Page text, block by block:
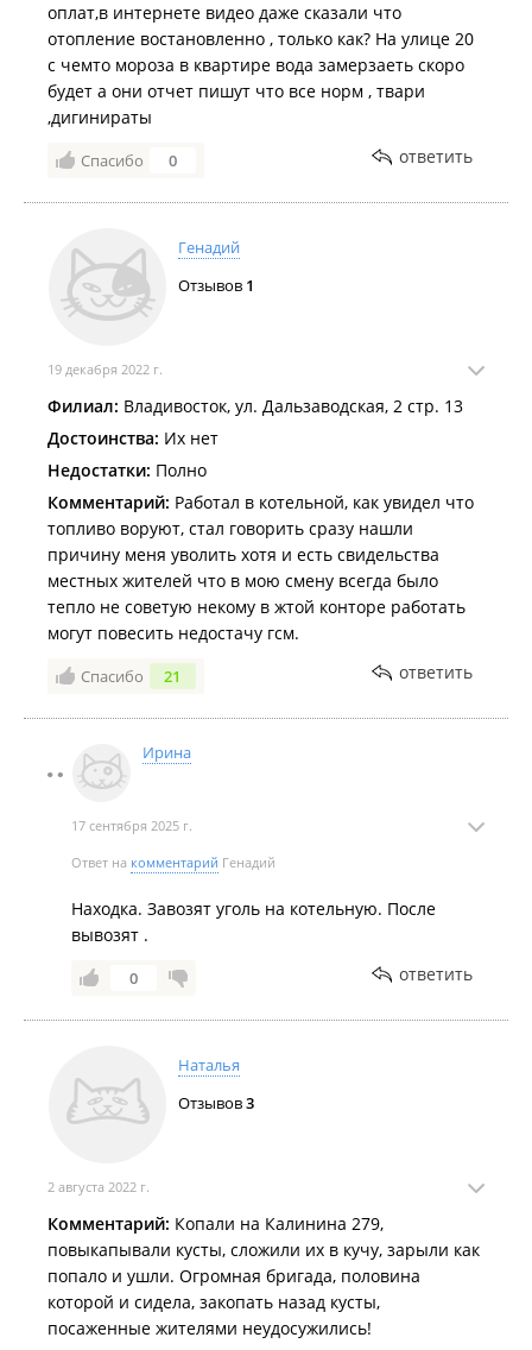
оплат,в интернете видео даже сказали что
отопление востановленно , только как? На улице 20
с чемто мороза в квартире вода замерзаеть скоро
будет а они отчет пишут что все норм , твари
,дигинираты
Спасибо 0 ответить
Генадий
Отзывов 1
19 декабря 2022 г.
Филиал: Владивосток, ул. Дальзаводская, 2 стр. 13
Достоинства: Их нет
Недостатки: Полно
Комментарий: Работал в котельной, как увидел что
топливо воруют, стал говорить сразу нашли
причину меня уволить хотя и есть свидельства
местных жителей что в мою смену всегда было
тепло не советую некому в жтой конторе работать
могут повесить недостачу гсм.
Спасибо 21 ответить
Ирина
17 сентября 2025 г.
Ответ на комментарий Генадий
Находка. Завозят уголь на котельную. После
вывозят .
0 ответить
Наталья
Отзывов3
2 августа 2022 г.
Комментарий: Копали на Калинина 279,
повыкапывали кусты, сложили их в кучу, зарыли как
попало и ушли. Огромная бригада, половина
которой и сидела, закопать назад кусты,
посаженные жителями неудосужились!